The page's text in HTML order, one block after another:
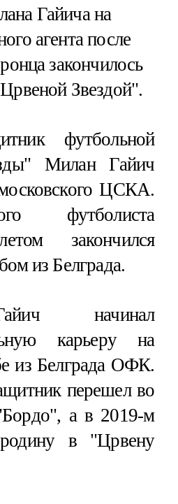
Гайича на
агента после
закончилось
Звездой".
футбольной
Милан Гайич
ЦСКА.
футболиста
закончился
из Белграда.
начинал
карьеру на
из Белграда ОФК.
перешел во
а в 2019-м
в "Црвену